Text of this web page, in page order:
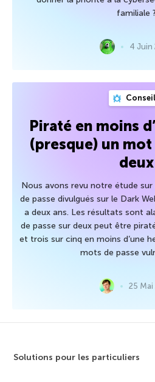
familiale ?
4 Juin
Piraté en moins
(presque) un mot
deux
Nous avons revu notre étude
de passe divulgués sur le Dark
a deux ans. Les résultats sont
de passe sur deux peut être
et trois sur cinq en moins d’une
mots de passe
25 Mai
Solutions pour les particuliers